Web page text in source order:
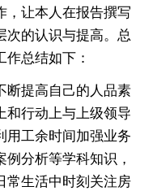
，让本人在报告撰写
次的认识与提高。总
总结如下：
断提高自己的人品素
和行动上与上级领导
用工余时间加强业务
分析等学科知识，
常生活中时刻关注房